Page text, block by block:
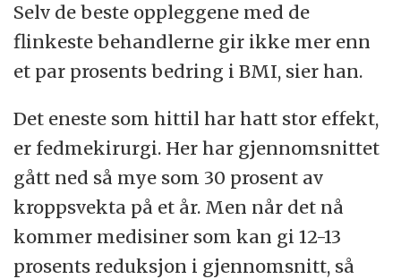
Selv de beste oppleggene med de
flinkeste behandlerne gir ikke mer enn
et par prosents bedring i BMI, sier han.
Det eneste som hittil har hatt stor effekt,
er fedmekirurgi. Her har gjennomsnittet
gått ned så mye som 30 prosent av
kroppsvekta på et år. Men når det nå
kommer medisiner som kan gi 12-13
prosents reduksjon i gjennomsnitt, så